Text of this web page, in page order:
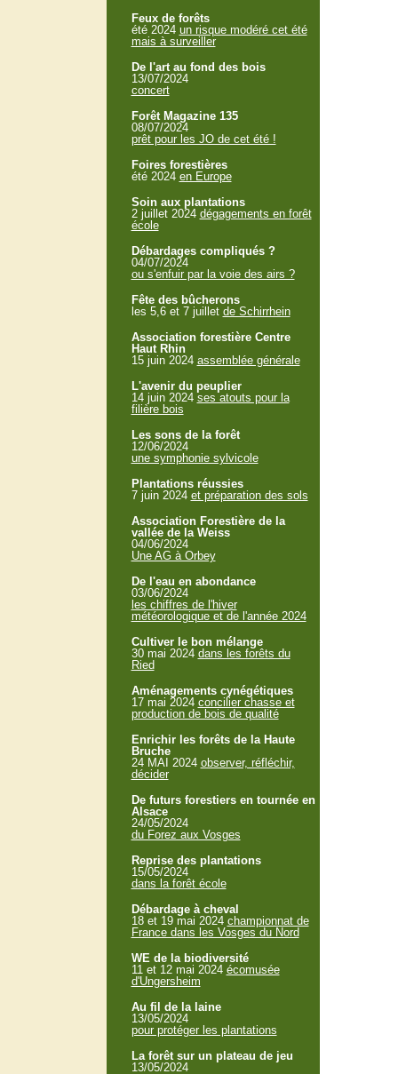
Feux de forêts
été 2024 un risque modéré cet été
mais à surveiller
De l'art au fond des bois
13/07/2024
concert
Forêt Magazine 135
08/07/2024
prêt pour les JO de cet été !
Foires forestières
été 2024 en Europe
Soin aux plantations
2 juillet 2024 dégagements en forêt
école
Débardages compliqués ?
04/07/2024
ou s'enfuir par la voie des airs ?
Fête des bûcherons
les 5,6 et 7 juillet de Schirrhein
Association forestière Centre
Haut Rhin
15 juin 2024 assemblée générale
L'avenir du peuplier
14 juin 2024 ses atouts pour la
filière bois
Les sons de la forêt
12/06/2024
une symphonie sylvicole
Plantations réussies
7 juin 2024 et préparation des sols
Association Forestière de la
vallée de la Weiss
04/06/2024
Une AG à Orbey
De l'eau en abondance
03/06/2024
les chiffres de l'hiver
météorologique et de l'année 2024
Cultiver le bon mélange
30 mai 2024 dans les forêts du
Ried
Aménagements cynégétiques
17 mai 2024 concilier chasse et
production de bois de qualité
Enrichir les forêts de la Haute
Bruche
24 MAI 2024 observer, réfléchir,
décider
De futurs forestiers en tournée en
Alsace
24/05/2024
du Forez aux Vosges
Reprise des plantations
15/05/2024
dans la forêt école
Débardage à cheval
18 et 19 mai 2024 championnat de
France dans les Vosges du Nord
WE de la biodiversité
11 et 12 mai 2024 écomusée
d'Ungersheim
Au fil de la laine
13/05/2024
pour protéger les plantations
La forêt sur un plateau de jeu
13/05/2024